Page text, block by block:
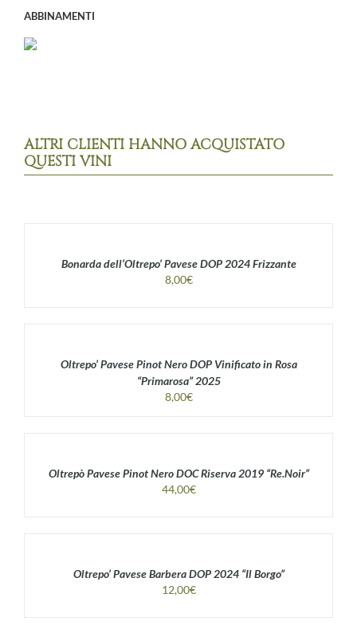
ABBINAMENTI
ALTRI CLIENTI HANNO ACQUISTATO
QUESTI VINI
Bonarda dell’Oltrepo’ Pavese DOP 2024 Frizzante
8,00€
Oltrepo’ Pavese Pinot Nero DOP Vinificato in Rosa
“Primarosa” 2025
8,00€
Oltrepò Pavese Pinot Nero DOC Riserva 2019 “Re.Noir”
44,00€
Oltrepo’ Pavese Barbera DOP 2024 “Il Borgo”
12,00€